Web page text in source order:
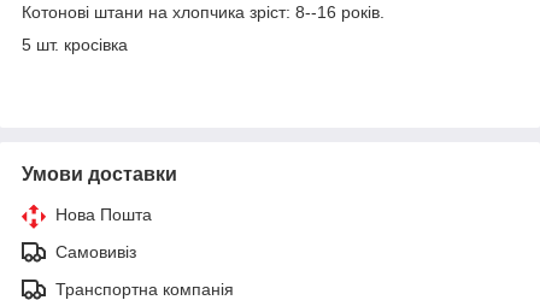
Котонові штани на хлопчика зріст: 8--16 років.
5 шт. кросівка
Умови доставки
Нова Пошта
Самовивіз
Транспортна компанія